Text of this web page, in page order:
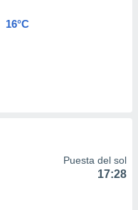
16°C
Puesta del sol
17:28